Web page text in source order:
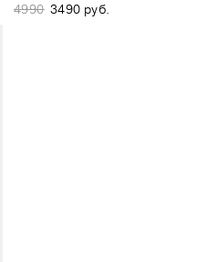
4990 3490 руб.